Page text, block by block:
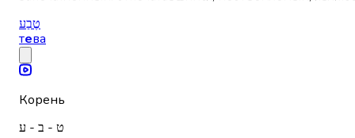
טֶבַע
тева
Корень
ט - ב - ע